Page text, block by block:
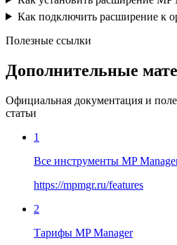
Как подключить расширение к
Полезные ссылки
Дополнительные
Официальная документация и
статьи
1
Все инструменты MP
https://mpmgr.ru/features
2
Тарифы MP Manager